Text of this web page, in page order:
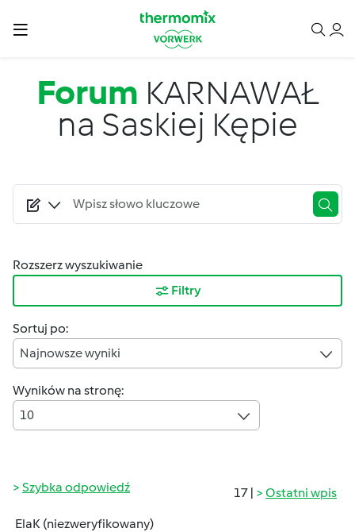
Forum KARNAWAŁ
na Saskiej Kępie
Rozszerz wyszukiwanie
Filtry
Sortuj po:
Najnowsze wyniki
Wyników na stronę:
10
17 | Ostatni wpis
Szybka odpowiedź
ElaK (niezweryfikowany)